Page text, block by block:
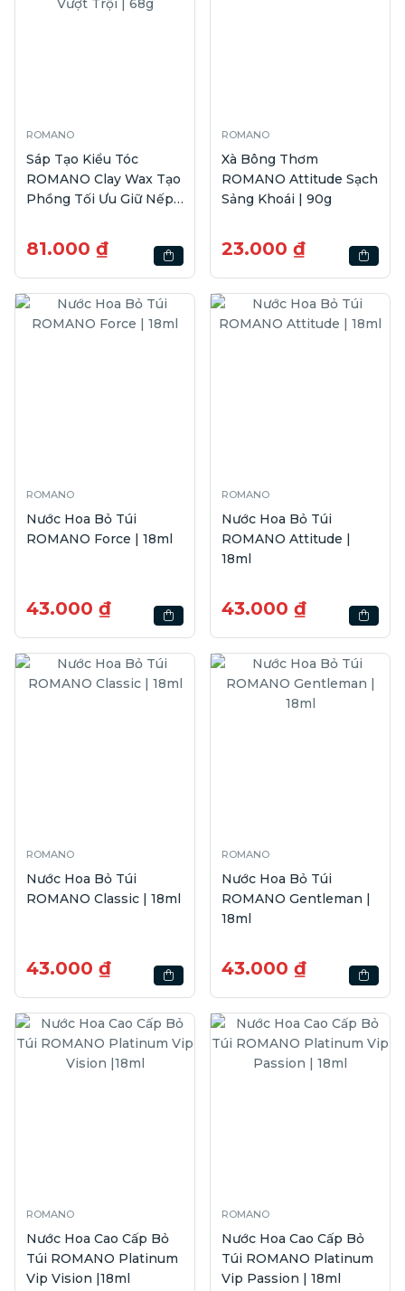
ROMANO
Sáp Tạo Kiểu Tóc
ROMANO Clay Wax Tạo
Phồng Tối Ưu Giữ Nếp
81.000 ₫
ROMANO
Xà Bông Thơm
ROMANO Attitude Sạch
Sảng Khoái | 90g
23.000 ₫
ROMANO
Nước Hoa Bỏ Túi
ROMANO Force | 18ml
43.000 ₫
ROMANO
Nước Hoa Bỏ Túi
ROMANO Attitude |
18ml
43.000 ₫
ROMANO
Nước Hoa Bỏ Túi
ROMANO Classic | 18ml
43.000 ₫
ROMANO
Nước Hoa Bỏ Túi
ROMANO Gentleman |
18ml
43.000 ₫
ROMANO
Nước Hoa Cao Cấp Bỏ
Túi ROMANO Platinum
Vip Vision |18ml
ROMANO
Nước Hoa Cao Cấp Bỏ
Túi ROMANO Platinum
Vip Passion | 18ml